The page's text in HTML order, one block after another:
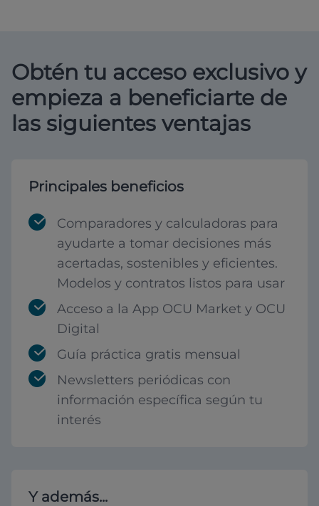
Obtén tu acceso exclusivo y
empieza a beneficiarte de
las siguientes ventajas
Principales beneficios
Comparadores y calculadoras para
ayudarte a tomar decisiones más
acertadas, sostenibles y eficientes.
Modelos y contratos listos para usar
Acceso a la App OCU Market y OCU
Digital
Guía práctica gratis mensual
Newsletters periódicas con
información específica según tu
interés
Y además...